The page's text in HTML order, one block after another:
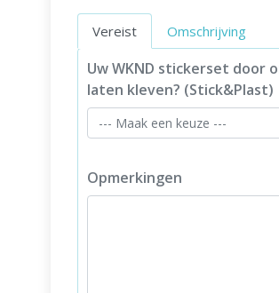
Vereist Omschrijving
Uw WKND stickerset door
laten kleven? (Stick&Plast)
Opmerkingen